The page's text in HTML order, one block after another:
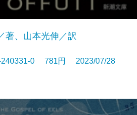
著、山本光伸／訳
240331-0 781円 2023/07/28